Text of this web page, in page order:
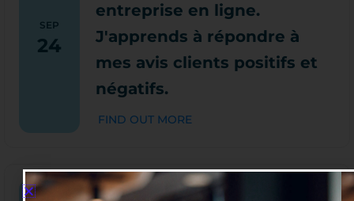
SEP
24
entreprise en ligne.
J'apprends à répondre à
mes avis clients positifs et
négatifs.
FIND OUT MORE
12h15 - 13h15